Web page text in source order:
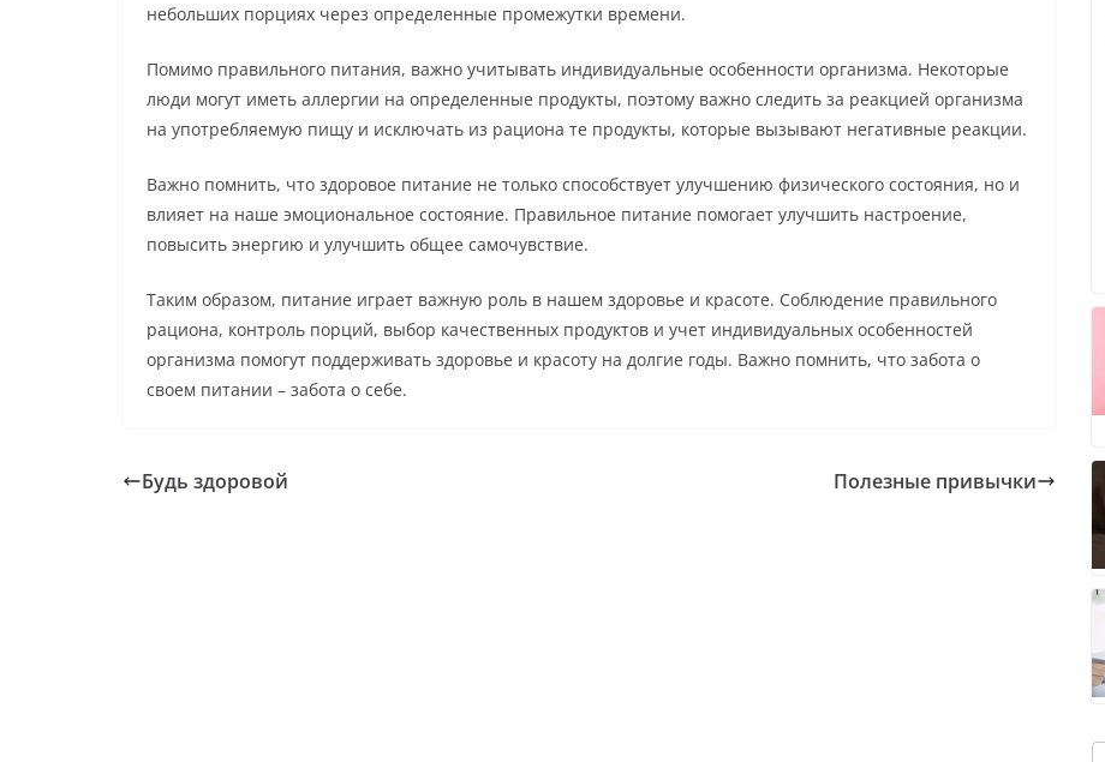
небольших порциях через определенные промежутки времени.
Помимо правильного питания, важно учитывать индивидуальные особенности организма. Некоторые
люди могут иметь аллергии на определенные продукты, поэтому важно следить за реакцией организма
на употребляемую пищу и исключать из рациона те продукты, которые вызывают негативные реакции.
Важно помнить, что здоровое питание не только способствует улучшению физического состояния, но и
влияет на наше эмоциональное состояние. Правильное питание помогает улучшить настроение,
повысить энергию и улучшить общее самочувствие.
Таким образом, питание играет важную роль в нашем здоровье и красоте. Соблюдение правильного
рациона, контроль порций, выбор качественных продуктов и учет индивидуальных особенностей
организма помогут поддерживать здоровье и красоту на долгие годы. Важно помнить, что забота о
своем питании – забота о себе.
Будь здоровой Полезные привычки